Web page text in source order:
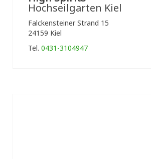
Hochseilgarten Kiel
Falckensteiner Strand 15
24159 Kiel
Tel. 0431-3104947